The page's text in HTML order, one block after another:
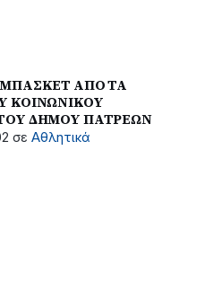
ΑΠΟ ΤΑ
ΚΟΙΝΩΝΙΚΟΥ
ΔΗΜΟΥ ΠΑΤΡΕΩΝ
σε Αθλητικά